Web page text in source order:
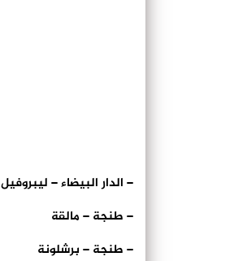
– الدار البيضاء – ليبروفيل
– طنجة – مالقة
– طنجة – برشلونة